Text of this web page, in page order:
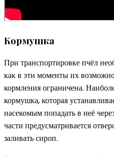
Кормушка
При транспортировке пчёл
как в эти моменты их
кормления ограничена.
кормушка, которая
насекомым попадать в неё
части предусматривается
заливать сироп.